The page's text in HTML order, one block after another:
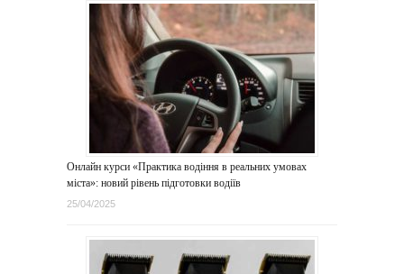
Онлайн курси «Практика водіння в реальних умовах
міста»: новий рівень підготовки водіїв
25/04/2025